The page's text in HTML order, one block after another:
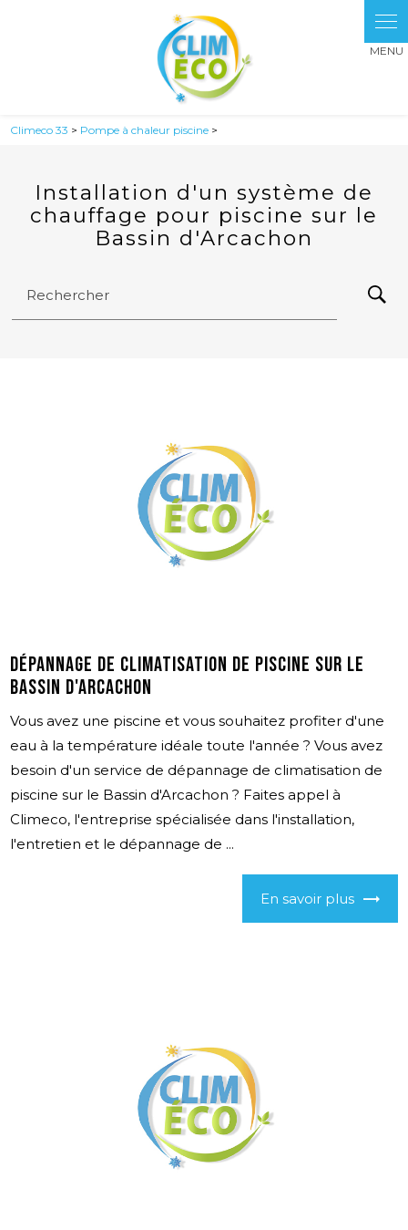
Climeco 33 > Pompe à chaleur piscine >
Installation d'un système de
chauffage pour piscine sur le
Bassin d'Arcachon
Rechercher
Dépannage de climatisation de piscine sur le
Bassin d'Arcachon
Vous avez une piscine et vous souhaitez profiter d'une
eau à la température idéale toute l'année ? Vous avez
besoin d'un service de dépannage de climatisation de
piscine sur le Bassin d'Arcachon ? Faites appel à
Climeco, l'entreprise spécialisée dans l'installation,
l'entretien et le dépannage de ...
En savoir plus